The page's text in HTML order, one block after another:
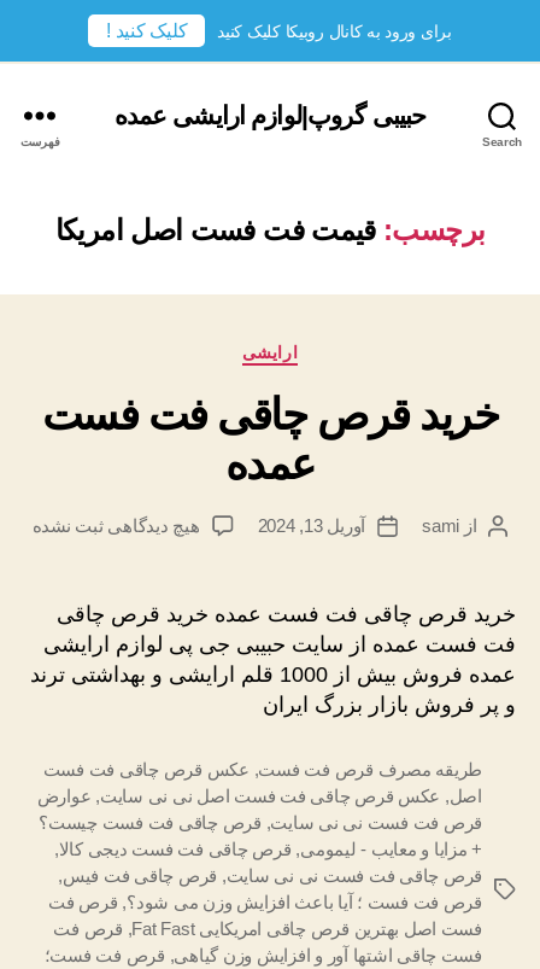
Search
حبیبی گروپ|لوازم ارایشی عمده
فهرست
برچسب: قیمت فت فست اصل امریکا
دسته‌ها
ارایشی
خرید قرص چاقی فت فست
عمده
نویسندهٔ
از sami
تاریخآوریل 13, 2024 هیچ دیدگاهیبرای
چاقی
فت
فست
عمده
ثبت نشده
خرید قرص چاقی فت فست عمده خرید قرص چاقی
فت فست عمده از سایت حبیبی جی پی لوازم ارایشی
عمده فروش بیش از 1000 قلم ارایشی و بهداشتی ترند
و پر فروش بازار بزرگ ایران
برچسب‌ها
طریقه مصرف قرص فت فست, عکس قرص چاقی فت فست
اصل, عکس قرص چاقی فت فست اصل نی نی سایت, عوارض
قرص فت فست نی نی سایت, قرص چاقی فت فست چیست؟
+ مزایا و معایب - لیمومی, قرص چاقی فت فست دیجی کالا,
قرص چاقی فت فست نی نی سایت, قرص چاقی فت فیس,
قرص فت فست ؛ آیا باعث افزایش وزن می شود؟, قرص فت
فست اصل بهترین قرص چاقی امریکایی Fat Fast
, قرص فت
فست چاقی اشتها آور و افزایش وزن گیاهی, قرص فت فست؛
برای ورود به کانال روبیکا کلیک کنید کلیک کنید !